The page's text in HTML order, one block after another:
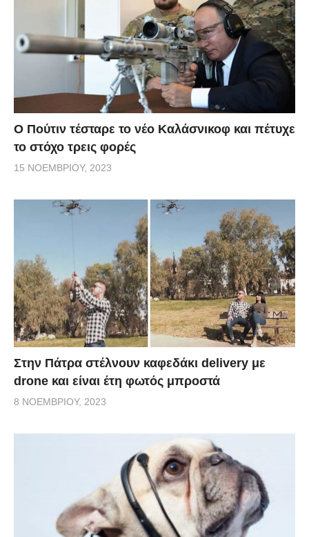
Ο Πούτιν τέσταρε το νέο Καλάσνικοφ και πέτυχε
το στόχο τρεις φορές
15 ΝΟΕΜΒΡΊΟΥ, 2023
Στην Πάτρα στέλνουν καφεδάκι delivery με
drone και είναι έτη φωτός μπροστά
8 ΝΟΕΜΒΡΊΟΥ, 2023